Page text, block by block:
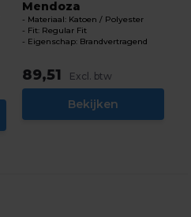
Mendoza
Materiaal: Katoen / Polyester
Fit: Regular Fit
Eigenschap: Brandvertragend
89,51 Excl. btw
Bekijken